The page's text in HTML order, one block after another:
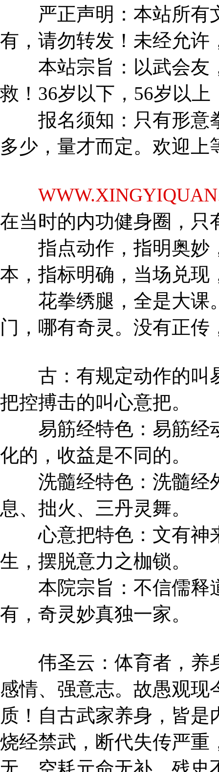
严正声明：本站所有
有，请勿转发！未经允许
本站宗旨：以武会友
救！36岁以下，56岁以上
报名须知：只有形意
多少，量才而定。欢迎上
在当时的内功健身圈，只
指点动作，指明奥妙
本，指标明确，当场兑现
花拳绣腿，全是大课
门，哪有奇灵。没有正传
古：有规定动作的叫
把控搏击的叫心意把。
易筋经特色：易筋经
化的，收益是不同的。
洗髓经特色：洗髓经
息、拙火、三丹灵舞。
心意把特色：文有神
生，摆脱意力之枷锁。
本院宗旨：不信儒释
有，奇灵妙真独一家。
伟圣云：体育者，养
感情、强意志。故愚观现
质！自古武家养身，皆
烧经禁武，断代失传严重